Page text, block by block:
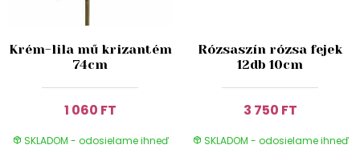
Krém-lila mű krizantém
74cm
1 060 FT
SKLADOM - odosielame ihneď
Rózsaszín rózsa fejek
12db 10cm
3 750 FT
SKLADOM - odosielame ihneď